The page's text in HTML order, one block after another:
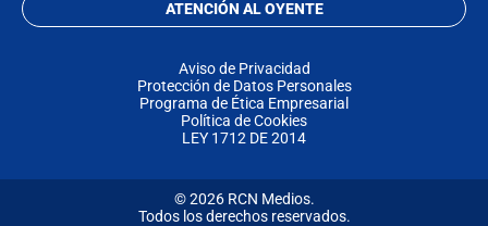
ATENCIÓN AL OYENTE
Aviso de Privacidad
Protección de Datos Personales
Programa de Ética Empresarial
Política de Cookies
LEY 1712 DE 2014
© 2026 RCN Medios.
Todos los derechos reservados.